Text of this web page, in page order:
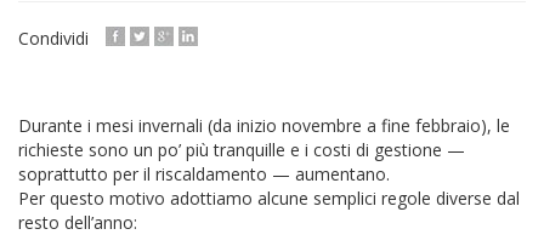
Condividi
Durante i mesi invernali (da inizio novembre a fine febbraio), le
richieste sono un po’ più tranquille e i costi di gestione —
soprattutto per il riscaldamento — aumentano.
Per questo motivo adottiamo alcune semplici regole diverse dal
resto dell’anno: